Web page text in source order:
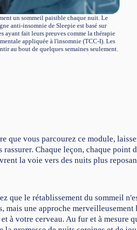
un sommeil paisible chaque nuit. Le
anti-insomnie de Sleepie est basé sur
ayant fait leurs preuves comme la thérapie
appliquée à l'insomnie (TCC-I). Les
au bout de quelques semaines seulement.
que vous parcourez ce module,
Chaque leçon, chaque point
la voie vers des nuits plus
que le rétablissement du sommeil
mais une approche merveilleusement
à votre cerveau. Au fur et à mesure